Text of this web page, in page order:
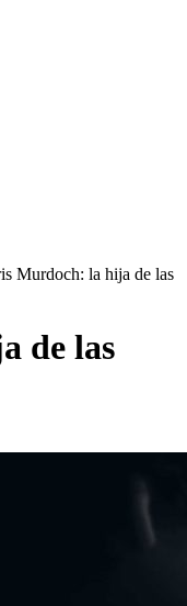
Murdoch: la hija de las
de las